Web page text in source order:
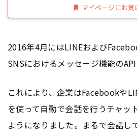
マイページにお気
2016年4月にはLINEおよび
SNSにおけるメッセージ機能のAPI
これにより、企業はFacebookや
を使って自動で会話を行うチャッ
ようになりました。まるで会話し